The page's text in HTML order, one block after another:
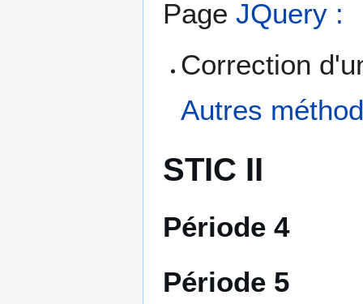
Page JQuery :
Correction
Autres
STIC II
Période 4
Période 5